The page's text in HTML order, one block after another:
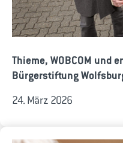
Thieme, WOBCOM und
Bürgerstiftung
24. März 2026